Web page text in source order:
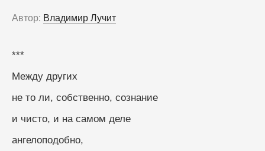
Автор: Владимир Лучит
***
Между других
не то ли, собственно, сознание
и чисто, и на самом деле
ангелоподобно,